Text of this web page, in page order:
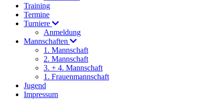
Training
Termine
Turniere
Anmeldung
Mannschaften
1. Mannschaft
2. Mannschaft
3. + 4. Mannschaft
1. Frauenmannschaft
Jugend
Impressum